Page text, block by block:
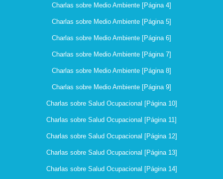
Charlas sobre Medio Ambiente [Página 4]
Charlas sobre Medio Ambiente [Página 5]
Charlas sobre Medio Ambiente [Página 6]
Charlas sobre Medio Ambiente [Página 7]
Charlas sobre Medio Ambiente [Página 8]
Charlas sobre Medio Ambiente [Página 9]
Charlas sobre Salud Ocupacional [Página 10]
Charlas sobre Salud Ocupacional [Página 11]
Charlas sobre Salud Ocupacional [Página 12]
Charlas sobre Salud Ocupacional [Página 13]
Charlas sobre Salud Ocupacional [Página 14]